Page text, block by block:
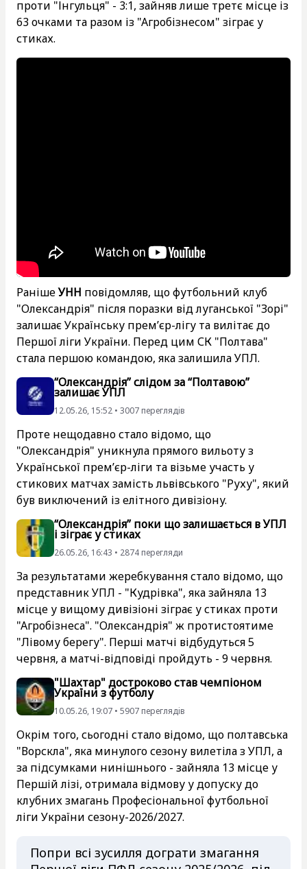
проти "Інгульця" - 3:1, зайняв лише третє місце із
63 очками та разом із "Агробізнесом" зіграє у
стиках.
РанішеУНН повідомляв, що футбольний клуб
"Олександрія" після поразки від луганської "Зорі"
залишає Українську прем’єр-лігу та вилітає до
Першої ліги України. Перед цим СК "Полтава"
стала першою командою, яка залишила УПЛ.
“Олександрія” слідом за “Полтавою”
залишає УПЛ
12.05.26, 15:52 • 3007 переглядiв
Проте нещодавно стало відомо, що
"Олександрія" уникнула прямого вильоту з
Української прем’єр-ліги та візьме участь у
стикових матчах замість львівського "Руху", який
був виключений із елітного дивізіону.
“Олександрія” поки що залишається в УПЛ
і зіграє у стиках
26.05.26, 16:43 • 2874 перегляди
За результатами жеребкування стало відомо, що
представник УПЛ - "Кудрівка", яка зайняла 13
місце у вищому дивізіоні зіграє у стиках проти
"Агробізнеса". "Олександрія" ж протистоятиме
"Лівому берегу". Перші матчі відбудуться 5
червня, а матчі-відповіді пройдуть - 9 червня.
"Шахтар" достроково став чемпіоном
України з футболу
10.05.26, 19:07 • 5907 переглядiв
Окрім того, сьогодні стало відомо, що полтавська
"Ворскла", яка минулого сезону вилетіла з УПЛ, а
за підсумками нинішнього - зайняла 13 місце у
Першій лізі, отримала відмову у допуску до
клубних змагань Професіональної футбольної
ліги України сезону-2026/2027.
Попри всі зусилля дограти змагання